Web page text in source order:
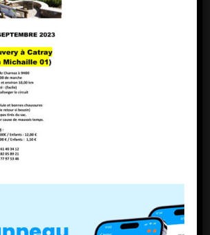
actualités
09 231024_1